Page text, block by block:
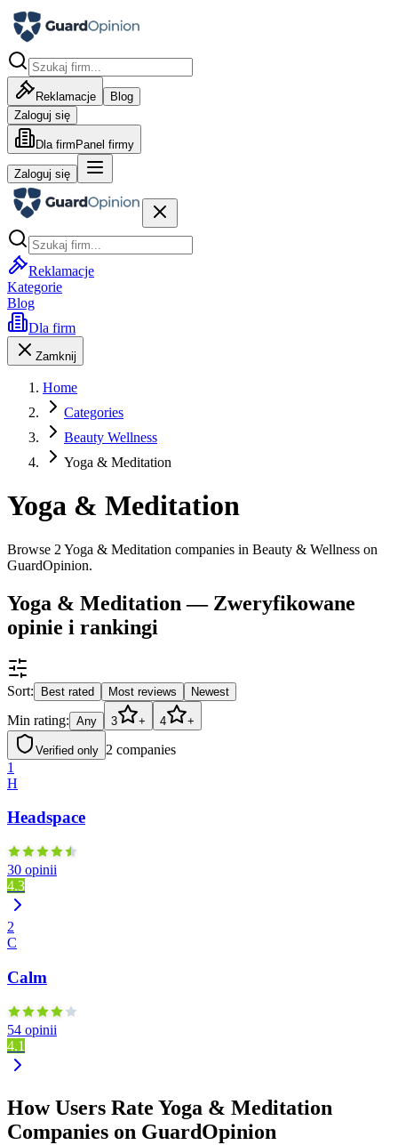
Reklamacje
Blog
Zaloguj się
Dla firm Panel firmy
Zaloguj się
Reklamacje
Kategorie
Blog
Dla firm
Zamknij
Home
Categories
Beauty Wellness
Yoga & Meditation
Yoga & Meditation
Browse 2 Yoga & Meditation companies in Beauty & Wellness on
GuardOpinion.
Yoga & Meditation — Zweryfikowane
opinie i rankingi
Sort: Best rated Most reviews Newest
Min rating: Any 3 + 4 +
Verified only 2 companies
1
H
Headspace
30 opinii
4.3
2
C
Calm
54 opinii
4.1
How Users Rate Yoga & Meditation
Companies on GuardOpinion